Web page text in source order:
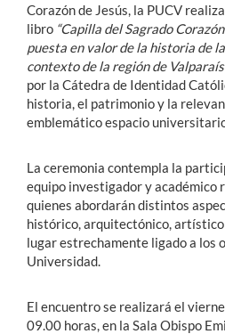
Corazón de Jesús, la PUCV
libro “Capilla del Sagrado
puesta en valor de la historia de
contexto de la región de
por la Cátedra de Identidad
historia, el patrimonio y la
emblemático espacio
La ceremonia contempla la
equipo investigador y académico
quienes abordarán distintos
histórico, arquitectónico, artístico
lugar estrechamente ligado a los
Universidad.
El encuentro se realizará el
09.00 horas, en la Sala Obispo